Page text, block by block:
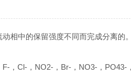
相中的保留强度不同而完成分离的。
Cl-，NO2-，Br-，NO3-，PO43-